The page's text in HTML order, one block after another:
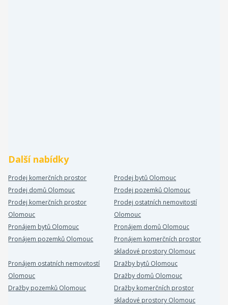
Další nabídky
Prodej komerčních prostor
Prodej bytů Olomouc
Prodej domů Olomouc
Prodej pozemků Olomouc
Prodej komerčních prostor
Olomouc
Prodej ostatních nemovitostí
Olomouc
Pronájem bytů Olomouc
Pronájem domů Olomouc
Pronájem pozemků Olomouc
Pronájem komerčních prostor
skladové prostory Olomouc
Pronájem ostatních nemovitostí
Olomouc
Dražby bytů Olomouc
Dražby domů Olomouc
Dražby pozemků Olomouc
Dražby komerčních prostor
skladové prostory Olomouc